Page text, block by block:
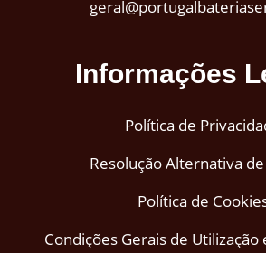
Informações
Política de
Resolução Alternativa
Política de
Condições Gerais de Utilização